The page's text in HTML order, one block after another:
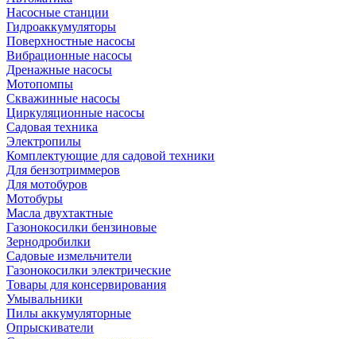
Насосные станции
Гидроаккумуляторы
Поверхностные насосы
Вибрационные насосы
Дренажные насосы
Мотопомпы
Скважинные насосы
Циркуляционные насосы
Садовая техника
Электропилы
Комплектующие для садовой техники
Для бензотриммеров
Для мотобуров
Мотобуры
Масла двухтактные
Газонокосилки бензиновые
Зернодробилки
Садовые измельчители
Газонокосилки электрические
Товары для консервирования
Умывальники
Пилы аккумуляторные
Опрыскиватели